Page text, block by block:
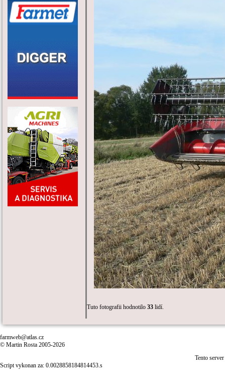
Tuto fotografii hodnotilo 33 lidí.
farmweb@atlas.cz
© Martin Rosta 2005-2026
Tento
Script vykonan za: 0.0028858184814453.s